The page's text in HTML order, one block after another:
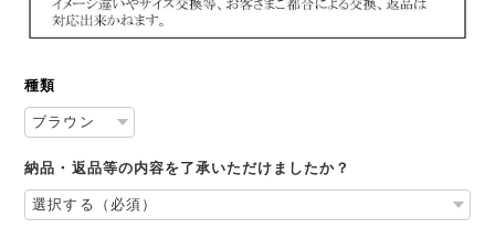
種類
納品・返品等の内容を了承いただけましたか？